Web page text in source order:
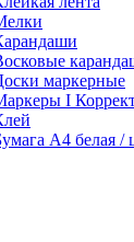
маркерные
I
А4 белая /